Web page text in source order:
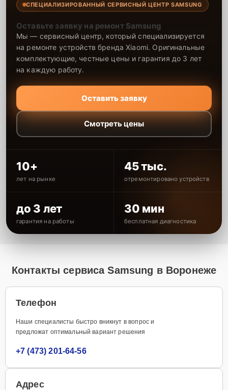
СПЕЦИАЛИЗИРОВАННЫЙ СЕРВИСНЫЙ ЦЕНТР SAMSUNG
Оставьте заявку на ремонт Samsung
Мы — сервисный центр, который специализируется
на ремонте устройств бренда Xiaomi. Оригинальные
комплектующие, честные цены и гарантия до 3 лет
на каждую работу.
Оставить заявку
Смотреть цены
10+
лет на рынке
45 тыс.
отремонтировано устройств
до 3 лет
гарантия на работы
30 мин
бесплатная диагностика
Контакты сервиса Samsung в Воронеже
Телефон
Наши специалисты быстро вникнут в вопрос и
предложат оптимальный вариант решения
+7 (473) 201-64-56
Адрес